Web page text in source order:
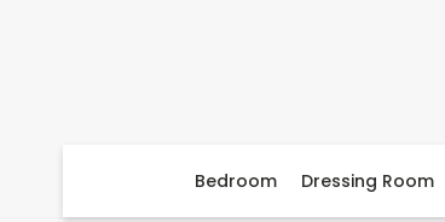
Bedroom Dressing Room